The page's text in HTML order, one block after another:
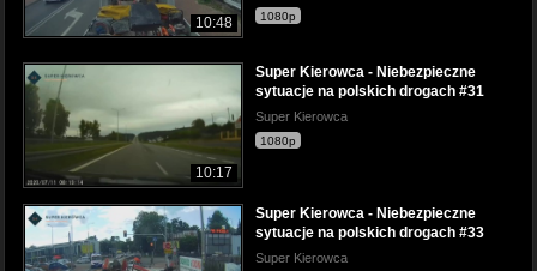
10:48 1080p
10:17
Super Kierowca - Niebezpieczne
sytuacje na polskich drogach #31
Super Kierowca
1080p
Super Kierowca - Niebezpieczne
sytuacje na polskich drogach #33
Super Kierowca